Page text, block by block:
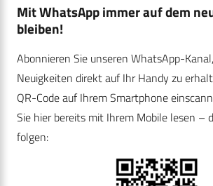
Mit WhatsApp immer auf dem
bleiben!
Abonnieren Sie unseren WhatsApp-
Neuigkeiten direkt auf Ihr Handy zu
QR-Code auf Ihrem Smartphone
Sie hier bereits mit Ihrem Mobile lesen –
folgen: